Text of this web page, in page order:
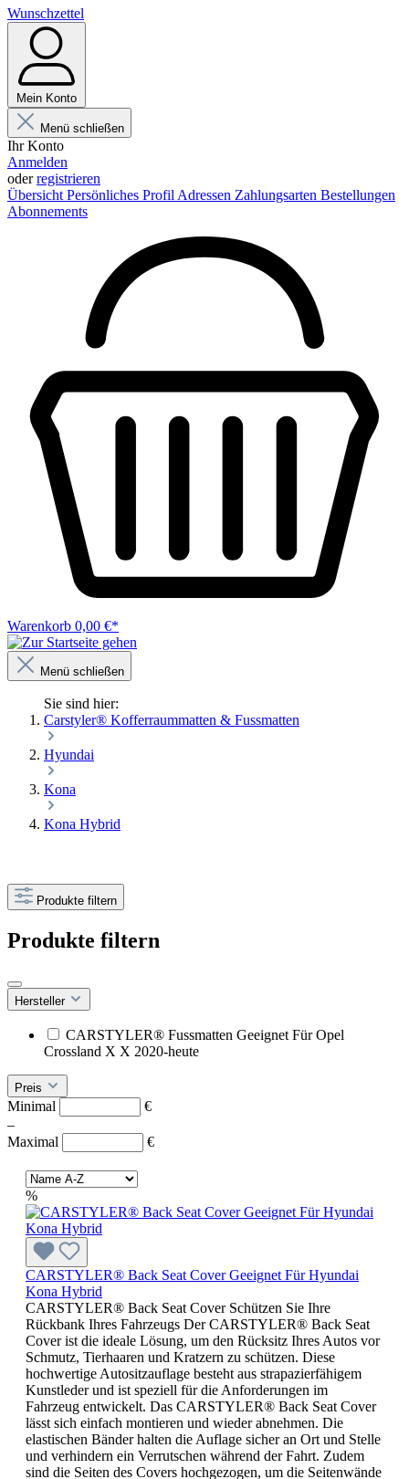
Wunschzettel
Mein Konto
Menü schließen
Ihr Konto
Anmelden
oderregistrieren
Übersicht Persönliches Profil Adressen Zahlungsarten Bestellungen
Abonnements
Warenkorb 0,00 €*
Menü schließen
Sie sind hier:
Carstyler® Kofferraummatten & Fussmatten
Hyundai
Kona
Kona Hybrid
Produkte filtern
Produkte filtern
Hersteller
CARSTYLER® Fussmatten Geeignet Für Opel
Crossland X X 2020-heute
Preis
Minimal
€
–
Maximal
€
%
CARSTYLER® Back Seat Cover Geeignet Für Hyundai
Kona Hybrid
CARSTYLER® Back Seat Cover Schützen Sie Ihre
Rückbank Ihres Fahrzeugs Der CARSTYLER® Back Seat
Cover ist die ideale Lösung, um den Rücksitz Ihres Autos vor
Schmutz, Tierhaaren und Kratzern zu schützen. Diese
hochwertige Autositzauflage besteht aus strapazierfähigem
Kunstleder und ist speziell für die Anforderungen im
Fahrzeug entwickelt. Das CARSTYLER® Back Seat Cover
lässt sich einfach montieren und wieder abnehmen. Die
elastischen Bänder halten die Auflage sicher an Ort und Stelle
und verhindern ein Verrutschen während der Fahrt. Zudem
sind die Seiten des Covers hochgezogen, um die Seitenwände